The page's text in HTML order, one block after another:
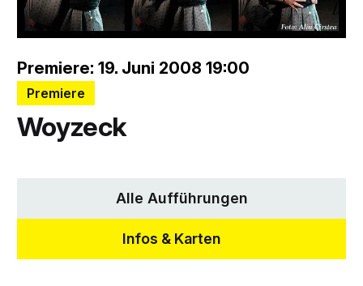
Premiere: 19. Juni 2008 19:00
Premiere
Woyzeck
Alle Aufführungen
Infos & Karten